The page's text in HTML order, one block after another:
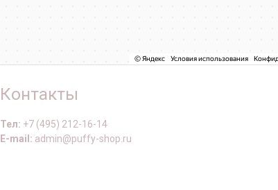
Контакты
Тел: +7 (495) 212-16-14
E-mail: admin@puffy-shop.ru